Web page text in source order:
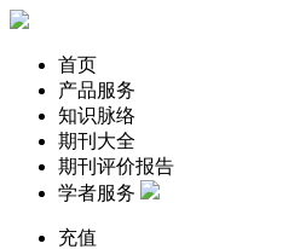
首页
产品服务
知识脉络
期刊大全
期刊评价报告
学者服务
充值